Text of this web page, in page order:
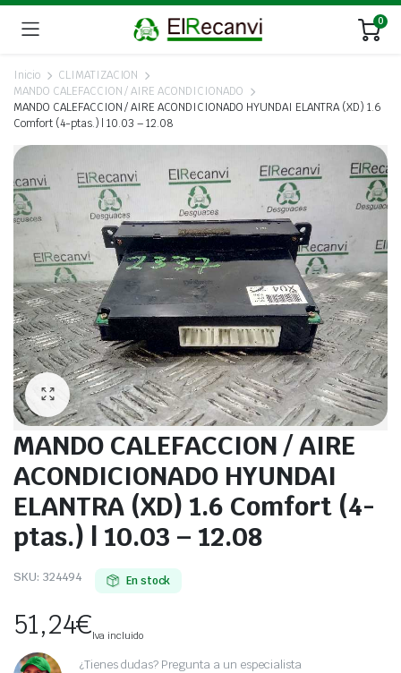
0
Inicio
CLIMATIZACION
MANDO CALEFACCION / AIRE ACONDICIONADO
MANDO CALEFACCION / AIRE ACONDICIONADO HYUNDAI ELANTRA (XD) 1.6
Comfort (4-ptas.) | 10.03 – 12.08
MANDO CALEFACCION / AIRE
ACONDICIONADO HYUNDAI
ELANTRA (XD) 1.6 Comfort (4-
ptas.) | 10.03 – 12.08
SKU: 324494 En stock
51,24€Iva incluido
¿Tienes dudas? Pregunta a un especialista